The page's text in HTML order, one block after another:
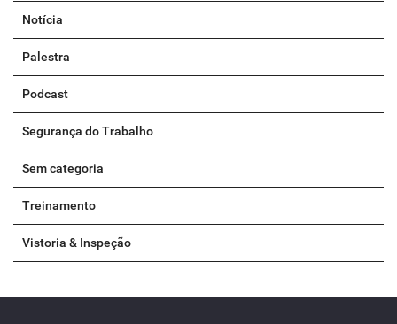
Notícia
Palestra
Podcast
Segurança do Trabalho
Sem categoria
Treinamento
Vistoria & Inspeção